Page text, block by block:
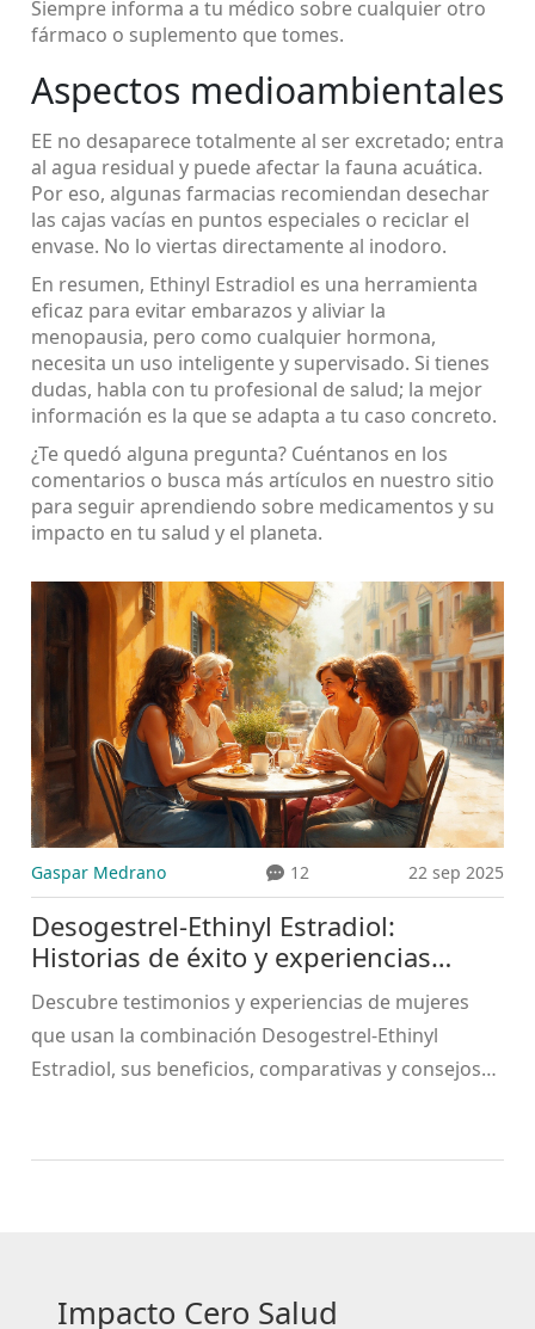
Siempre informa a tu médico sobre cualquier otro
fármaco o suplemento que tomes.
Aspectos medioambientales
EE no desaparece totalmente al ser excretado; entra
al agua residual y puede afectar la fauna acuática.
Por eso, algunas farmacias recomiendan desechar
las cajas vacías en puntos especiales o reciclar el
envase. No lo viertas directamente al inodoro.
En resumen, Ethinyl Estradiol es una herramienta
eficaz para evitar embarazos y aliviar la
menopausia, pero como cualquier hormona,
necesita un uso inteligente y supervisado. Si tienes
dudas, habla con tu profesional de salud; la mejor
información es la que se adapta a tu caso concreto.
¿Te quedó alguna pregunta? Cuéntanos en los
comentarios o busca más artículos en nuestro sitio
para seguir aprendiendo sobre medicamentos y su
impacto en tu salud y el planeta.
Gaspar Medrano 12 22 sep 2025
Desogestrel‑Ethinyl Estradiol:
Historias de éxito y experiencias
reales
Descubre testimonios y experiencias de mujeres
que usan la combinación Desogestrel‑Ethinyl
Estradiol, sus beneficios, comparativas y consejos
Impacto Cero Salud